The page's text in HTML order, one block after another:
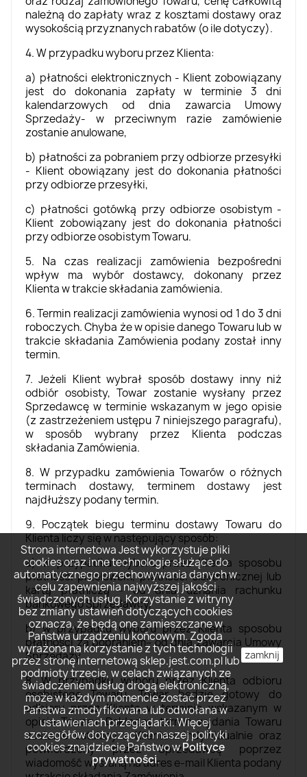
należną do zapłaty wraz z kosztami dostawy oraz
wysokością przyznanych rabatów (o ile dotyczy).
4. W przypadku wyboru przez Klienta:
a) płatności elektronicznych - Klient zobowiązany
jest do dokonania zapłaty w terminie 3 dni
kalendarzowych od dnia zawarcia Umowy
Sprzedaży- w przeciwnym razie zamówienie
zostanie anulowane,
b) płatności za pobraniem przy odbiorze przesyłki
- Klient obowiązany jest do dokonania płatności
przy odbiorze przesyłki,
c) płatności gotówką przy odbiorze osobistym -
Klient zobowiązany jest do dokonania płatności
przy odbiorze osobistym Towaru.
5. Na czas realizacji zamówienia bezpośredni
wpływ ma wybór dostawcy, dokonany przez
Klienta w trakcie składania zamówienia.
6. Termin realizacji zamówienia wynosi od 1 do 3 dni
roboczych. Chyba że w opisie danego Towaru lub w
trakcie składania Zamówienia podany został inny
termin.
7. Jeżeli Klient wybrał sposób dostawy inny niż
odbiór osobisty, Towar zostanie wysłany przez
Sprzedawcę w terminie wskazanym w jego opisie
(z zastrzeżeniem ustępu 7 niniejszego paragrafu),
w sposób wybrany przez Klienta podczas
składania Zamówienia.
8. W przypadku zamówienia Towarów o różnych
terminach dostawy, terminem dostawy jest
najdłuższy podany termin.
9. Początek biegu terminu dostawy Towaru do
Klienta liczy się w następujący sposób:
a) w przypadku wyboru przez Klienta sposobu
płatności przelewem, płatności elektronicznej lub
kartą płatniczą - od dnia uznania rachunku
bankowego Sprzedawcy,
b) w przypadku wyboru przez Klienta sposobu
płatności za pobraniem– od dnia zawarcia Umowy
Sprzedaży.
8. W przypadku wyboru przez Klienta odbioru
osobistego Towaru, Towar będzie gotowy do
odbioru przez Klienta w terminie wskazanym w
opisie Towaru. Dokładny termin wydania Towaru
zostanie ustalony z Klientem indywidualnie oraz
potwierdzony przez Sprzedawcę poprzez
wiadomość wysłaną na adres e-mail Klienta podany
Strona internetowa Jest wykorzystuje pliki
cookies oraz inne technologie służące do
automatycznego przechowywania danych w
celu zapewnienia najwyższej jakości
świadczonych usług. Korzystanie z witryny
bez zmiany ustawień dotyczących cookies
oznacza, że będą one zamieszczane w
Państwa urządzeniu końcowym. Zgoda
wyrażona na korzystanie z tych technologii
przez stronę internetową sklep.jest.com.pl lub
podmioty trzecie, w celach związanych ze
świadczeniem usług drogą elektroniczną,
może w każdym momencie zostać przez
Państwa zmodyfikowana lub odwołana w
ustawieniach przeglądarki. Więcej
szczegółów dotyczących naszej polityki
cookies znajdziecie Państwo wPolityce
prywatności.
zamknij